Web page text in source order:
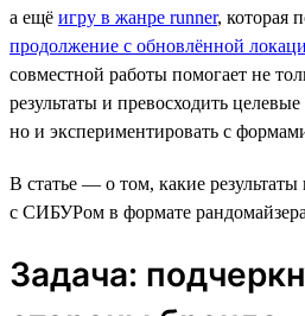
а ещё игру в жанре runner, которая
продолжение с обновлённой
совместной работы помогает не
результаты и превосходить
но и экспериментировать с
В статье — о том, какие
с СИБУРом в формате
Задача: